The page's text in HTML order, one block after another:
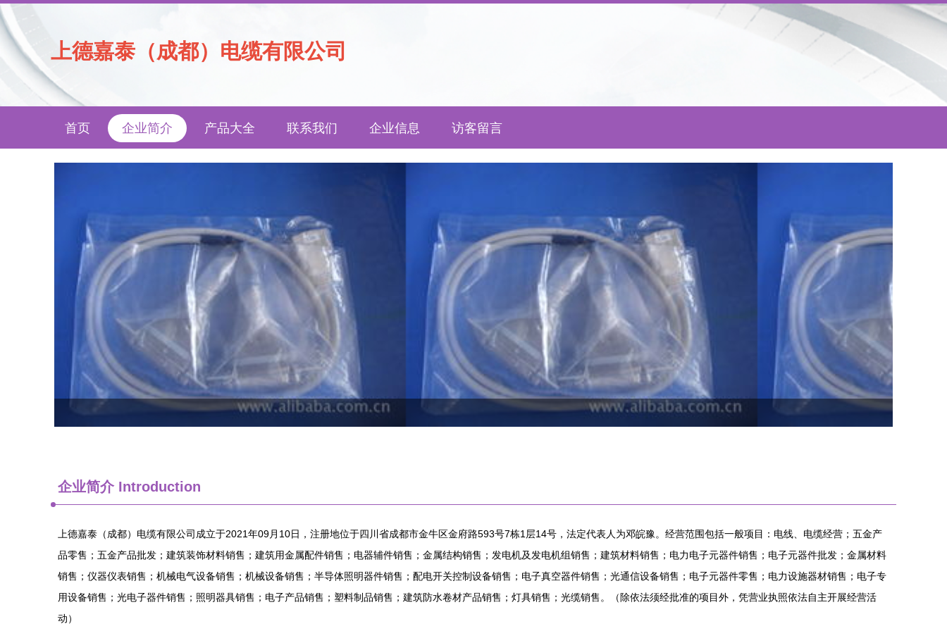
上德嘉泰（成都）电缆有限公司
首页 企业简介 产品大全 联系我们 企业信息 访客留言
企业简介 Introduction
上德嘉泰（成都）电缆有限公司成立于2021年09月10日，注册地位于四川省成都市金牛区金府路593号7栋1层14号，法定代表人为邓皖豫。经营范围包括一般项目：电线、电缆经营；五金产
品零售；五金产品批发；建筑装饰材料销售；建筑用金属配件销售；电器辅件销售；金属结构销售；发电机及发电机组销售；建筑材料销售；电力电子元器件销售；电子元器件批发；金属材料
销售；仪器仪表销售；机械电气设备销售；机械设备销售；半导体照明器件销售；配电开关控制设备销售；电子真空器件销售；光通信设备销售；电子元器件零售；电力设施器材销售；电子专
用设备销售；光电子器件销售；照明器具销售；电子产品销售；塑料制品销售；建筑防水卷材产品销售；灯具销售；光缆销售。（除依法须经批准的项目外，凭营业执照依法自主开展经营活
动）